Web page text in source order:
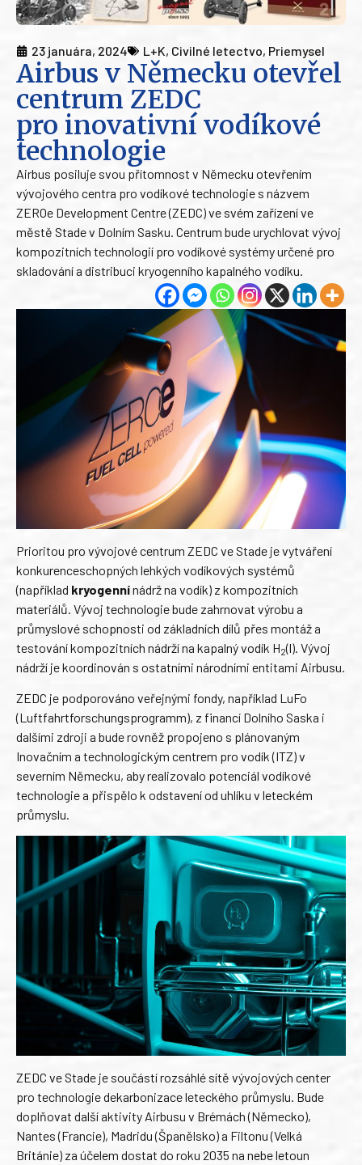
23 januára, 2024 L+K, Civilné letectvo, Priemysel
Airbus v Německu otevřel
centrum ZEDC
pro inovativní vodíkové
technologie
Airbus posiluje svou přítomnost v Německu otevřením
vývojového centra pro vodíkové technologie s názvem
ZEROe Development Centre (ZEDC) ve svém zařízení ve
městě Stade v Dolním Sasku. Centrum bude urychlovat vývoj
kompozitních technologií pro vodíkové systémy určené pro
skladování a distribuci kryogenního kapalného vodíku.
Prioritou pro vývojové centrum ZEDC ve Stade je vytváření
konkurenceschopných lehkých vodíkových systémů
(například kryogennínádrž na vodík) z kompozitních
materiálů. Vývoj technologie bude zahrnovat výrobu a
průmyslové schopnosti od základních dílů přes montáž a
testování kompozitních nádrží na kapalný vodík H2(l). Vývoj
nádrží je koordinován s ostatními národními entitami Airbusu.
ZEDC je podporováno veřejnými fondy, například LuFo
(Luftfahrtforschungsprogramm), z financí Dolního Saska i
dalšími zdroji a bude rovněž propojeno s plánovaným
Inovačním a technologickým centrem pro vodík (ITZ) v
severním Německu, aby realizovalo potenciál vodíkové
technologie a přispělo k odstavení od uhlíku v leteckém
průmyslu.
ZEDC ve Stade je součástí rozsáhlé sítě vývojových center
pro technologie dekarbonizace leteckého průmyslu. Bude
doplňovat další aktivity Airbusu v Brémách (Německo),
Nantes (Francie), Madridu (Španělsko) a Filtonu (Velká
Británie) za účelem dostat do roku 2035 na nebe letoun